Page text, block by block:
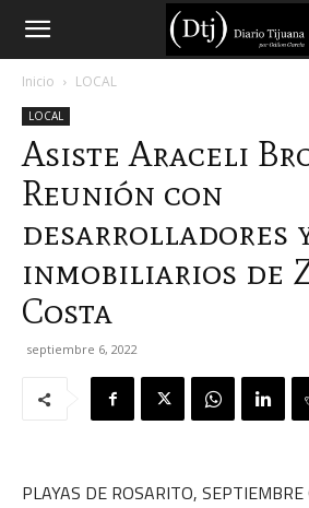
Diario
Tijuana
Inicio LOCAL
LOCAL
Asiste Araceli
Reunión con
desarrolladores
inmobiliarios de
Costa
septiembre 6, 2022
PLAYAS DE ROSARITO,